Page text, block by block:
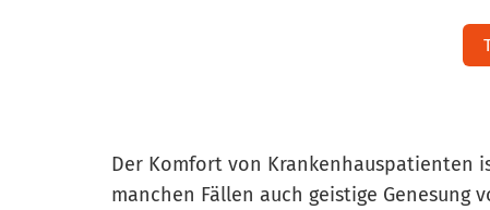
Der Komfort von Krankenhauspatienten
manchen Fällen auch geistige